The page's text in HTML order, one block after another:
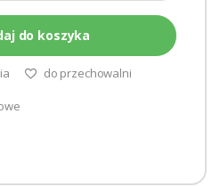
do koszyka
do przechowalni